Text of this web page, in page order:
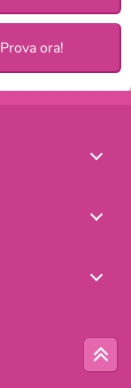
Prova ora!